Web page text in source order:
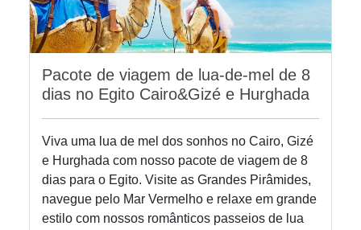
Pacote de viagem de lua-de-mel de 8
dias no Egito Cairo&Gizé e Hurghada
Viva uma lua de mel dos sonhos no Cairo, Gizé
e Hurghada com nosso pacote de viagem de 8
dias para o Egito. Visite as Grandes Pirâmides,
navegue pelo Mar Vermelho e relaxe em grande
estilo com nossos românticos passeios de lua